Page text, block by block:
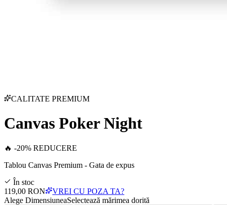
CALITATE PREMIUM
Canvas Poker Night
🔥 -20% REDUCERE
Tablou Canvas Premium - Gata de expus
În stoc
119,00 RON
VREI CU POZA TA?
Alege DimensiuneaSelectează mărimea dorită